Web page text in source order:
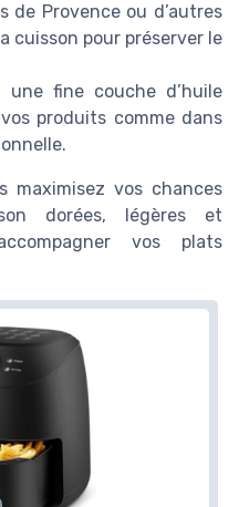
de Provence ou d’autres
cuisson pour préserver le
fine couche d’huile
produits comme dans
maximisez vos chances
dorées, légères et
vos plats